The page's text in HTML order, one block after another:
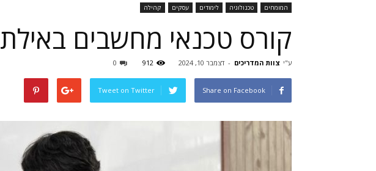
המומחים טכנולוגיה לימודים עסקים קהילה
קורס טכנאי מחשבים באילת
ע"י צוות המדריכים - דצמבר 10, 2024 912
0
Share on Facebook
Tweet on Twitter